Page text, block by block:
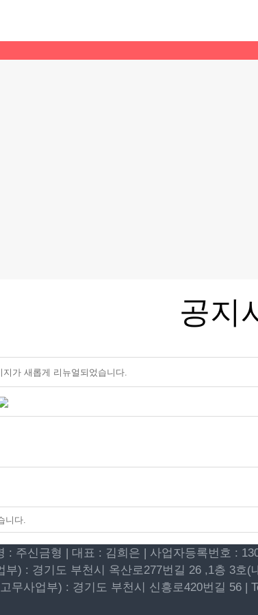
공지
지가 새롭게 리뉴얼되었습니다.
니다.
: 주신금형 | 대표 : 김희은 | 사업자등록번호 :
부) : 경기도 부천시 옥산로277번길 26 ,1층 3호(
무사업부) : 경기도 부천시 신흥로420번길 56 |